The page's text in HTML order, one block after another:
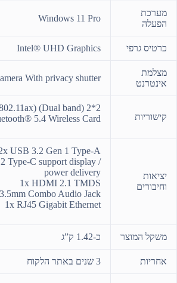
מערכת
הפעלה
Windows 11 Pro
כרטיס גרפי Intel® UHD Graphics
מצלמת
אינטרנט
With privacy shutter
קישוריות
(Dual band) 2*2
5.4 Wireless Card
יציאות
וחיבורים
USB 3.2 Gen 1 Type-A
Type-C support display /
power delivery
1x HDMI 2.1 TMDS
Combo Audio Jack
1x RJ45 Gigabit Ethernet
משקל המוצר כ-1.42 ק”ג
אחריות 3 שנים באתר הלקוח